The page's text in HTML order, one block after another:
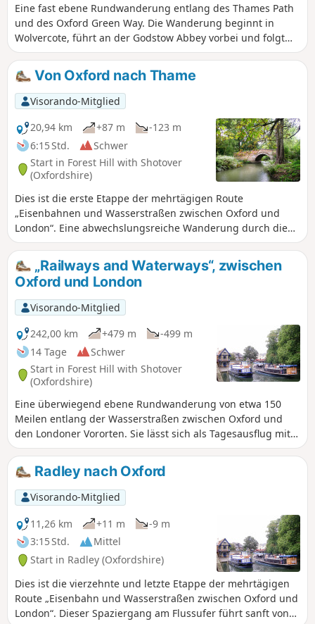
Eine fast ebene Rundwanderung entlang des Thames Path
und des Oxford Green Way. Die Wanderung beginnt in
Wolvercote, führt an der Godstow Abbey vorbei und folgt
dann dem Ufer der Themse, wobei einige interessante
Inseln und Wehre zu sehen sind. Der Rückweg führt an den
Wytham Woods vorbei und über Felder, zurück über das
Trout Inn, wo Sie sich am Ende der Wanderung eine
wohlverdiente Erfrischung gönnen können.
Von Oxford nach Thame
Visorando-Mitglied
20,94 km
+87 m
-123 m
6:15 Std.
Schwer
Start in Forest Hill with Shotover
(Oxfordshire)
Dies ist die erste Etappe der mehrtägigen Route
„Eisenbahnen und Wasserstraßen zwischen Oxford und
London“. Eine abwechslungsreiche Wanderung durch die
Landschaft, die offenes Ackerland, gepflegte Parkanlagen
und einen weltberühmten Golfplatz miteinander verbindet.
Zu den Höhepunkten zählen das Waterperry House und die
Gärten, der erste Blick auf den Fluss Thame an der Bow
Bridge sowie die Rycote Chapel.
„Railways and Waterways“, zwischen
Oxford und London
Visorando-Mitglied
242,00 km
+479 m
-499 m
14 Tage
Schwer
Start in Forest Hill with Shotover
(Oxfordshire)
Eine überwiegend ebene Rundwanderung von etwa 150
Meilen entlang der Wasserstraßen zwischen Oxford und
den Londoner Vororten. Sie lässt sich als Tagesausflug mit
dem Zug oder Expressbus von allen Orten entlang der
Strecke aus unternehmen. Dieser Rundfernwanderweg
beginnt im ländlichen Oxfordshire, folgt dann dem Grand
Union Canal – an dem eine eng verbundene Narrowboat-
Gemeinschaft lebt – in die Chilterns, bevor er sich durch die
Vororte von London schlängelt. Er durchquert die
Sportplätze von Eton und mündet in den Thames Path, der
sich den ganzen Weg zurück nach Oxford schlängelt. Die
Route führt über und unter Brücken aller Art hindurch,
durch Landschaftsparks, idyllische Dörfer mit
reetgedeckten Häuschen, prächtige Anwesen und
historische Marktstädte wie Aylesbury, Henley-on-Thames
Radley nach Oxford
Visorando-Mitglied
11,26 km
+11 m
-9 m
3:15 Std.
Mittel
Start in Radley (Oxfordshire)
Dies ist die vierzehnte und letzte Etappe der mehrtägigen
Route „Eisenbahn und Wasserstraßen zwischen Oxford und
London“. Dieser Spaziergang am Flussufer führt sanft von